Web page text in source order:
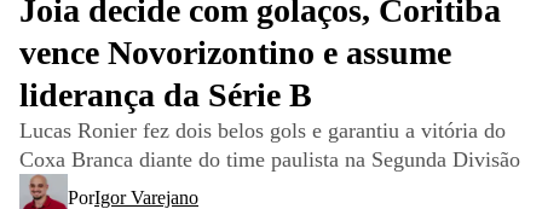
Joia decide com golaços, Coritiba
vence Novorizontino e assume
liderança da Série B
Lucas Ronier fez dois belos gols e garantiu a vitória do
Coxa Branca diante do time paulista na Segunda Divisão
PorIgor Varejano